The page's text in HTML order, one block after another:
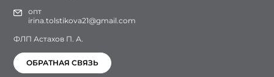
опт
irina.tolstikova21@gmail.com
ФЛП Астахов П. А.
ОБРАТНАЯ СВЯЗЬ